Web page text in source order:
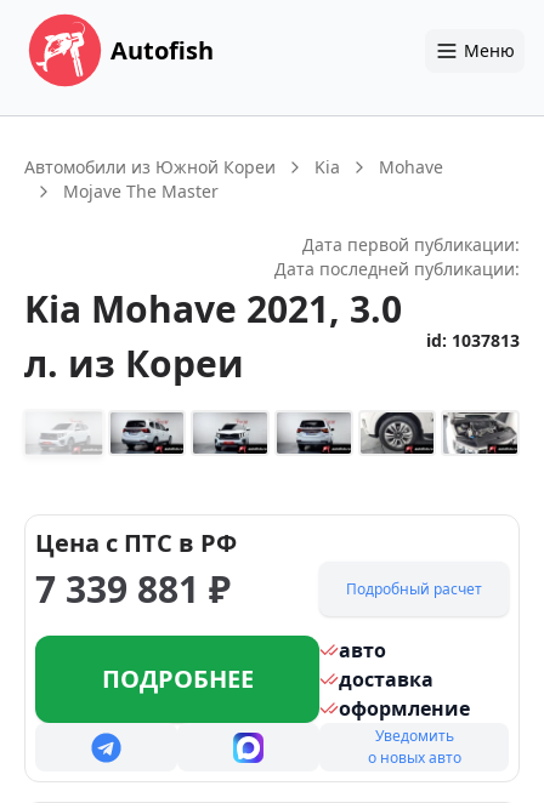
Autofish Меню
Автомобили из Южной Кореи Kia
Mohave
Mojave The Master
Дата первой публикации:
Дата последней публикации:
Kia Mohave 2021, 3.0
л. из Кореи id: 1037813
Цена с ПТС в РФ
7 339 881 ₽ Подробный расчет
ПОДРОБНЕЕ
авто
доставка
оформление
Уведомить
о новых авто